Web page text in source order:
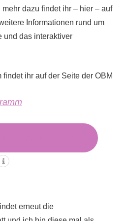
dazu findet ihr – hier – auf
Informationen rund um
und das interaktiver
findet ihr auf der Seite der OBM
erneut die